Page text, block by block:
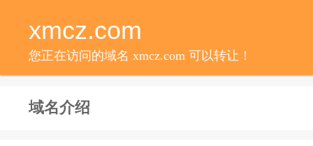
xmcz.com
您正在访问的域名 xmcz.com 可以转让！
域名介绍